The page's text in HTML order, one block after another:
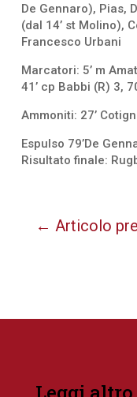
De Gennaro), Pias,
(dal 14’ st Molino),
Francesco Urbani
Marcatori: 5’ m
41’ cp Babbi (R) 3,
Ammoniti: 27’
Espulso 79’De
Risultato finale:
← Articolo